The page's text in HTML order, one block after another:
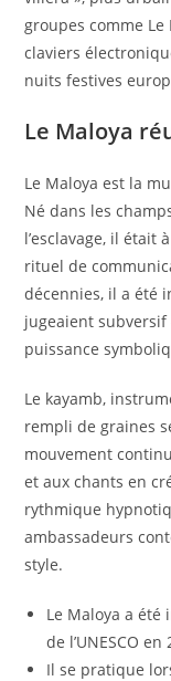
groupes comme
claviers
nuits festives
Le Maloya
Le Maloya est la
Né dans les
l’esclavage, il était
rituel de
décennies, il a été
jugeaient
puissance
Le kayamb,
rempli de graines
mouvement
et aux chants en
rythmique
ambassadeurs
style.
Le Maloya a
de l’UNESCO en
Il se pratique